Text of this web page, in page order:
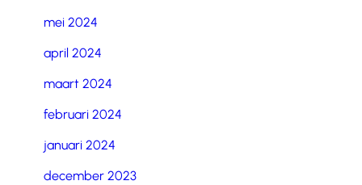
mei 2024
april 2024
maart 2024
februari 2024
januari 2024
december 2023